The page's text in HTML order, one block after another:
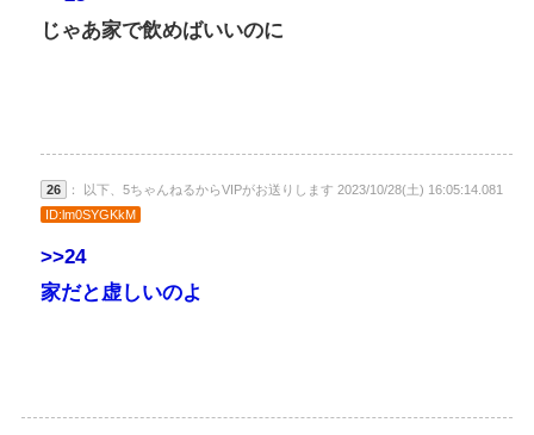
じゃあ家で飲めばいいのに
26
： 以下、5ちゃんねるからVIPがお送りします 2023/10/28(土) 16:05:14.081
ID:lm0SYGKkM
>>24
家だと虚しいのよ